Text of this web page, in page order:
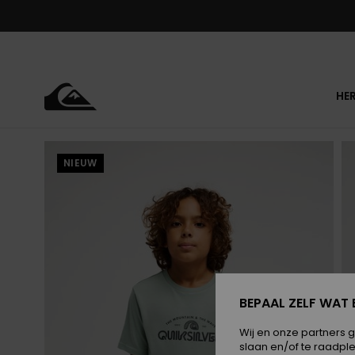
NIEUW
BEPAAL ZELF WAT
Wij en onze partners
slaan en/of te